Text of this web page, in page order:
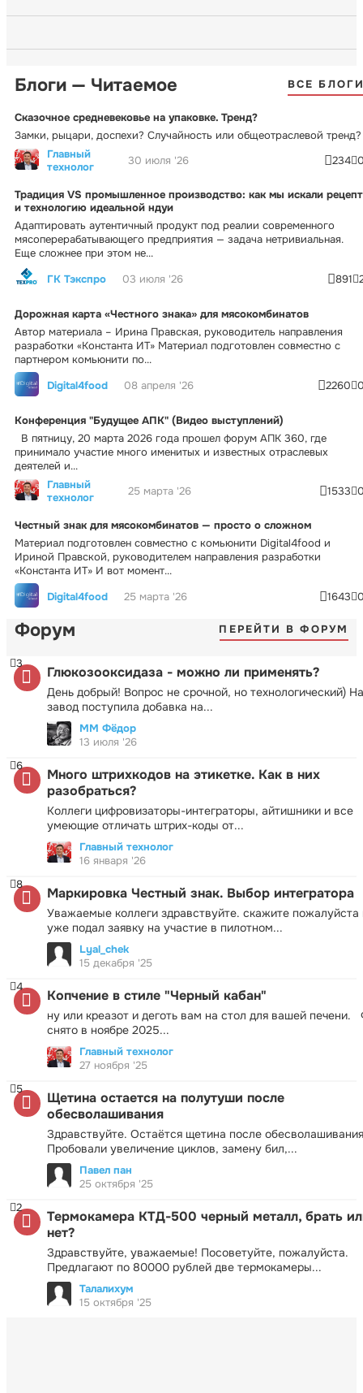
Блоги — Читаемое ВСЕ
Сказочное средневековье на упаковке. Тренд?
Замки, рыцари, доспехи? Случайность или общеотраслевой тренд?
Главный
технолог
30 июля '26 234
Традиция VS промышленное производство: как мы искали рецепт
и технологию идеальной ндуи
Адаптировать аутентичный продукт под реалии современного
мясоперерабатывающего предприятия — задача нетривиальная.
Еще сложнее при этом не...
ГК Тэкспро
03 июля '26 891
Дорожная карта «Честного знака» для мясокомбинатов
Автор материала – Ирина Правская, руководитель направления
разработки «Константа ИТ» Материал подготовлен совместно с
партнером комьюнити по...
Digital4food
08 апреля '26 2260
Конференция "Будущее АПК" (Видео выступлений)
В пятницу, 20 марта 2026 года прошел форум АПК 360, где
принимало участие много именитых и известных отраслевых
деятелей и...
Главный
технолог
25 марта '26 1533
Честный знак для мясокомбинатов — просто о сложном
Материал подготовлен совместно с комьюнити Digital4food и
Ириной Правской, руководителем направления разработки
«Константа ИТ» И вот момент...
Digital4food
25 марта '26 1643
Форум ПЕРЕЙТИ В ФОРУМ
Глюкозооксидаза - можно ли применять?
День добрый! Вопрос не срочной, но технологический) На
завод поступила добавка на...
3
ММ Фёдор
13 июля '26
Много штрихкодов на этикетке. Как в них
разобраться?
Коллеги цифровизаторы-интеграторы, айтишники и все
умеющие отличать штрих-коды от...
6
Главный технолог
16 января '26
Маркировка Честный знак. Выбор интегратора
Уважаемые коллеги здравствуйте. скажите пожалуйста
уже подал заявку на участие в пилотном...
8
Lyal_chek
15 декабря '25
Копчение в стиле "Черный кабан"
ну или креазот и деготь вам на стол для вашей печени.
снято в ноябре 2025...
4
Главный технолог
27 ноября '25
Щетина остается на полутуши после
обесволашивания
Здравствуйте. Остаётся щетина после
Пробовали увеличение циклов, замену бил,...
5
Павел пан
25 октября '25
Термокамера КТД-500 черный металл, брать
нет?
Здравствуйте, уважаемые! Посоветуйте, пожалуйста.
Предлагают по 80000 рублей две термокамеры...
2
Талалихум
15 октября '25